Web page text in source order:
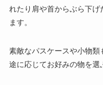
れたり肩や首からぶら下
ます。
素敵なパスケースや小物
途に応じてお好みの物を選